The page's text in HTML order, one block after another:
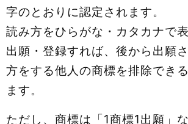
字のとおりに認定されます。
読み方をひらがな・カタカナで
出願・登録すれば、後から出願
方をする他人の商標を排除でき
ます。
ただし、商標は「1商標1出願」